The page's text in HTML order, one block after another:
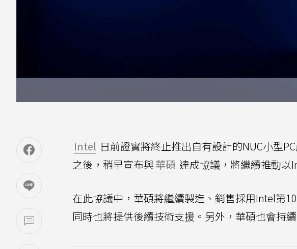
Intel 日前證實將終止推出自有設計的NUC小型
之後，稍早宣布與華碩 達成協議，將繼續推動以
在此協議中，華碩將繼續製造、銷售採用Intel第
同時也將提供後續技術支援。另外，華碩也會持